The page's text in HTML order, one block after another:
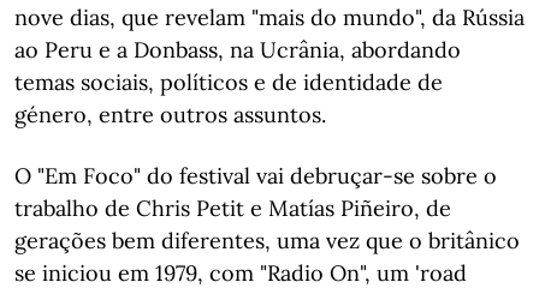
nove dias, que revelam "mais do mundo", da Rússia
ao Peru e a Donbass, na Ucrânia, abordando
temas sociais, políticos e de identidade de
género, entre outros assuntos.
O "Em Foco" do festival vai debruçar-se sobre o
trabalho de Chris Petit e Matías Piñeiro, de
gerações bem diferentes, uma vez que o britânico
se iniciou em 1979, com "Radio On", um 'road